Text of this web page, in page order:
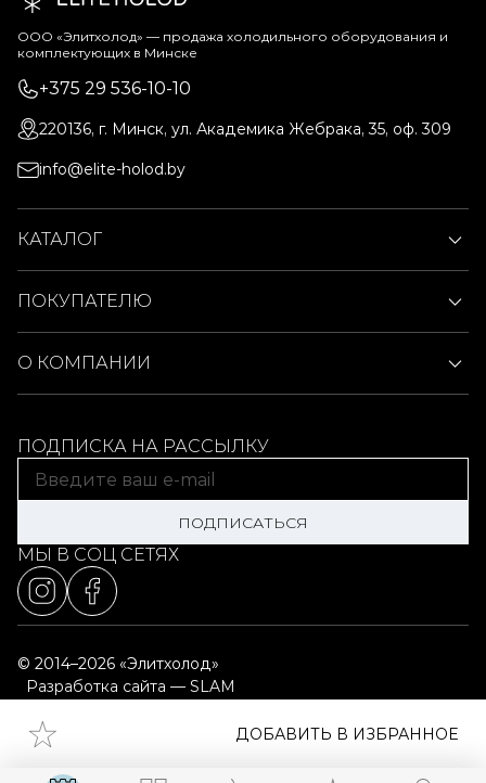
ДОБАВИТЬ В ИЗБРАННОЕ
ООО «Элитхолод» ― продажа холодильного оборудования и
комплектующих в Минске
+375 29 536-10-10
220136, г. Минск, ул. Академика Жебрака, 35, оф. 309
info@elite-holod.by
КАТАЛОГ
ПОКУПАТЕЛЮ
О КОМПАНИИ
ПОДПИСКА НА РАССЫЛКУ
ПОДПИСАТЬСЯ
МЫ В СОЦ СЕТЯХ
© 2014–2026 «Элитхолод»
Разработка сайта — SLAM
Карта сайта